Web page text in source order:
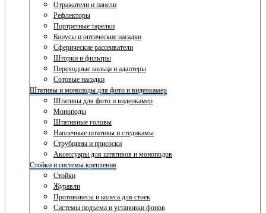
Отражатели и панели
Рефлекторы
Портретные тарелки
Конусы и оптические насадки
Сферические рассеиватели
Шторки и фильтры
Переходные кольца и адаптеры
Сотовые насадки
Штативы и моноподы для фото и видеокамер
Штативы для фото и видеокамер
Моноподы
Штативные головы
Наплечные штативы и стедикамы
Струбцины и присоски
Аксессуары для штативов и моноподов
Стойки и системы крепления
Стойки
Журавли
Противовесы и колеса для стоек
Системы подъема и установки фонов